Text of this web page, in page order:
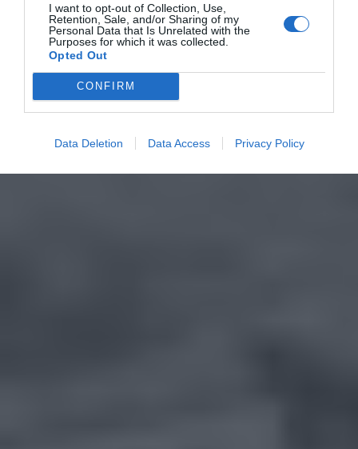
I want to opt-out of Collection, Use,
Retention, Sale, and/or Sharing of my
Personal Data that Is Unrelated with the
Purposes for which it was collected.
Opted Out
CONFIRM
Data Deletion Data Access Privacy Policy